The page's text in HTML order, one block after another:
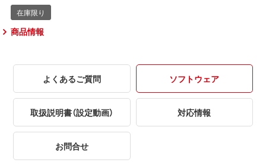
商品情報
よくあるご質問 ソフトウェア
取扱説明書（設定動画） 対応情報
お問合せ